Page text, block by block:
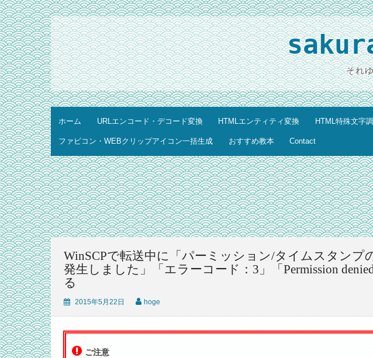
それ
ホーム URLエンコード・デコード変換 HTMLエンティティ変換 HTML特殊文字
ファビコン・WEBクリップアイコン一括生成 おすすめ教本 Contact
WinSCPで転送中に「パーミッション/タイムスタンプ
発生しました」「エラーコード：3」「Permission
る
2015年5月22日 hoge
ご注意